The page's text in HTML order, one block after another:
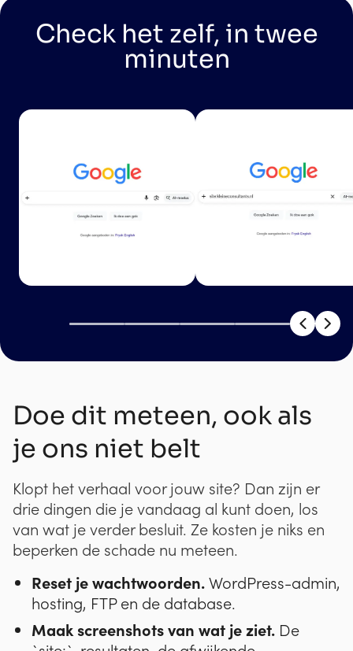
Check het zelf, in twee
minuten
Doe dit meteen, ook als
je ons niet belt
Klopt het verhaal voor jouw site? Dan zijn er
drie dingen die je vandaag al kunt doen, los
van wat je verder besluit. Ze kosten je niks en
beperken de schade nu meteen.
Reset je wachtwoorden.WordPress-admin,
hosting, FTP en de database.
Maak screenshots van wat je ziet. De